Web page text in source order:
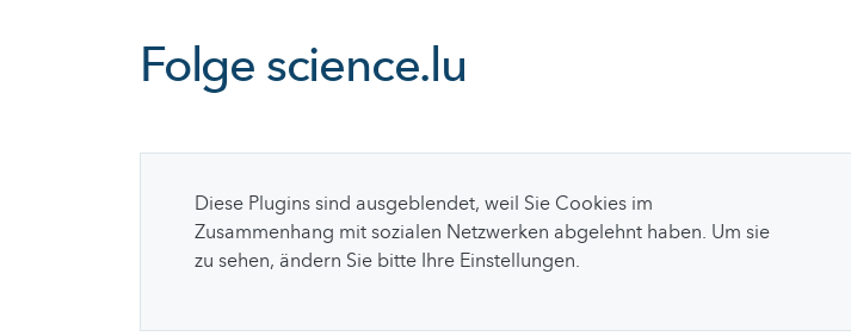
Folge science.lu
Diese Plugins sind ausgeblendet, weil Sie Cookies im
Zusammenhang mit sozialen Netzwerken abgelehnt haben. Um sie
zu sehen, ändern Sie bitte Ihre Einstellungen.